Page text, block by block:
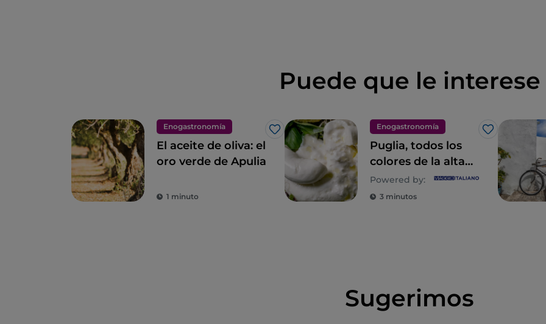
Puede que le interese
Enogastronomía
Me gusta
El aceite de oliva: el
oro verde de Apulia
1 minuto
Enogastronomía
Me gusta
Puglia, todos los
colores de la alta
cocina
Powered by:
3 minutos
Sugerimos